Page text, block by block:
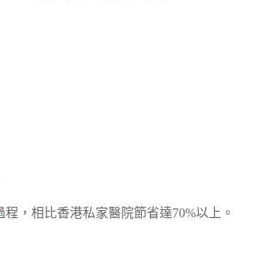
程，相比香港私家醫院節省達70%以上。